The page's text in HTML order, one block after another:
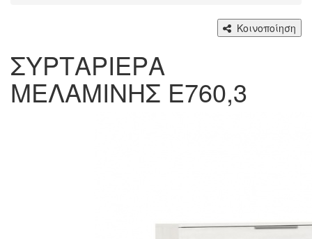
Κοινοποίηση
ΣΥΡΤΑΡΙΕΡΑ
ΜΕΛΑΜΙΝΗΣ Ε760,3